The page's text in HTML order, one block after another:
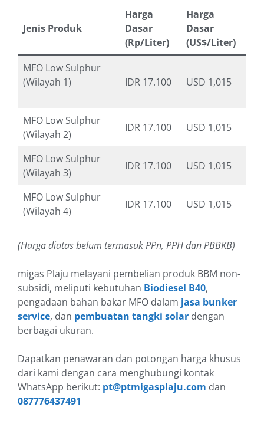
Jenis Produk
Harga
Dasar
(Rp/Liter)
Harga
Dasar
(US$/Liter)
MFO Low Sulphur
(Wilayah 1)
IDR 17.100 USD 1,015
MFO Low Sulphur
(Wilayah 2)
IDR 17.100 USD 1,015
MFO Low Sulphur
(Wilayah 3)
IDR 17.100 USD 1,015
MFO Low Sulphur
(Wilayah 4)
IDR 17.100 USD 1,015
(Harga diatas belum termasuk PPn, PPH dan PBBKB)
migas Plaju melayani pembelian produk BBM non-
subsidi, meliputi kebutuhan Biodiesel B40,
pengadaan bahan bakar MFO dalam jasa bunker
service, dan pembuatan tangki solar dengan
berbagai ukuran.
Dapatkan penawaran dan potongan harga khusus
dari kami dengan cara menghubungi kontak
WhatsApp berikut: pt@ptmigasplaju.com dan
087776437491